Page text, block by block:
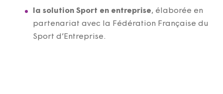
la solution Sport en entreprise, élaborée en
partenariat avec la Fédération Française du
Sport d’Entreprise.